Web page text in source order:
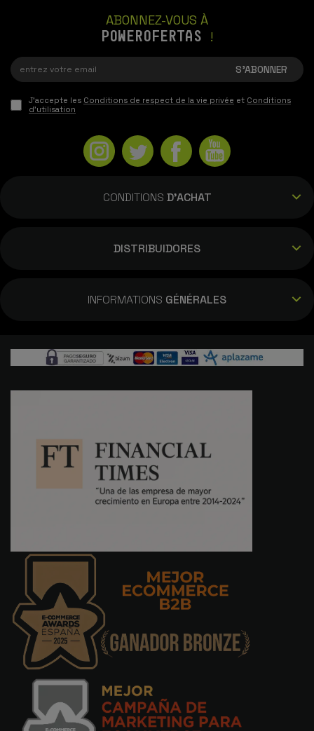
ABONNEZ-VOUS À
POWEROFERTAS !
J'accepte les Conditions de respect de la vie privée et Conditions
d'utilisation
CONDITIONS D'ACHAT
DISTRIBUIDORES
INFORMATIONS GÉNÉRALES